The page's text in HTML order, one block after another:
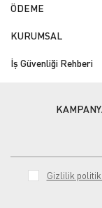
ÖDEME
KURUMSAL
İş Güvenliği Rehberi
Gizlilik